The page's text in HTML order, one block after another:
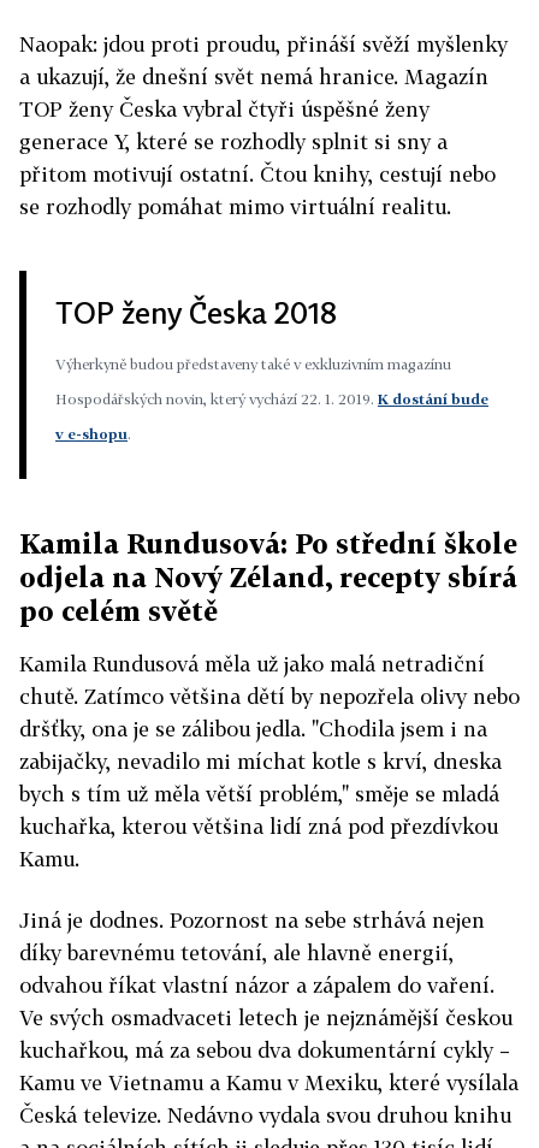
Naopak: jdou proti proudu, přináší svěží myšlenky
a ukazují, že dnešní svět nemá hranice. Magazín
TOP ženy Česka vybral čtyři úspěšné ženy
generace Y, které se rozhodly splnit si sny a
přitom motivují ostatní. Čtou knihy, cestují nebo
se rozhodly pomáhat mimo virtuální realitu.
TOP ženy Česka 2018
Výherkyně budou představeny také v exkluzivním magazínu
Hospodářských novin, který vychází 22. 1. 2019. K dostání bude
v e-shopu.
Kamila Rundusová: Po střední škole
odjela na Nový Zéland, recepty sbírá
po celém světě
Kamila Rundusová měla už jako malá netradiční
chutě. Zatímco většina dětí by nepozřela olivy nebo
dršťky, ona je se zálibou jedla. "Chodila jsem i na
zabijačky, nevadilo mi míchat kotle s krví, dneska
bych s tím už měla větší problém," směje se mladá
kuchařka, kterou většina lidí zná pod přezdívkou
Kamu.
Jiná je dodnes. Pozornost na sebe strhává nejen
díky barevnému tetování, ale hlavně energií,
odvahou říkat vlastní názor a zápalem do vaření.
Ve svých osmadvaceti letech je nejznámější českou
kuchařkou, má za sebou dva dokumentární cykly –
Kamu ve Vietnamu a Kamu v Mexiku, které vysílala
Česká televize. Nedávno vydala svou druhou knihu